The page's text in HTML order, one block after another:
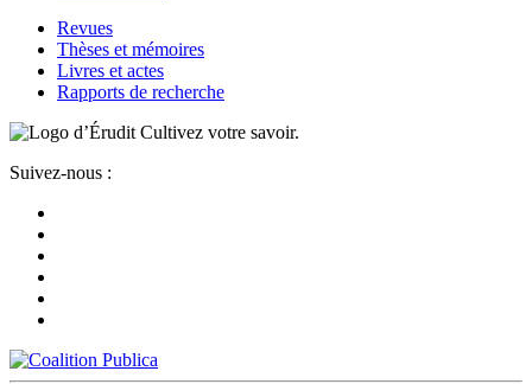
Revues
Thèses et mémoires
Livres et actes
Rapports de recherche
Cultivez votre savoir.
Suivez-nous :